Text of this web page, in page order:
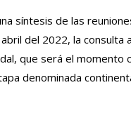
síntesis de las
del 2022, la consulta
que será el momento
denominada